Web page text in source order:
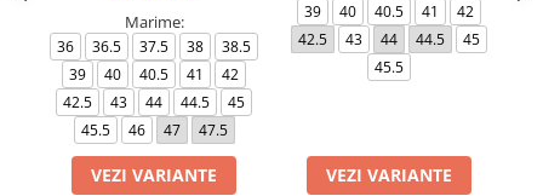
Marime:
36 36.5 37.5 38
38.5
39
40 40.5 41
42
42.5
43 44 44.5
45
45.5
46 47 47.5
VEZI VARIANTE
39 40 40.5 41
42
42.5
43 44 44.5
45
45.5
VEZI VARIANTE